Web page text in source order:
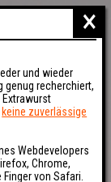
×
und wieder
genug recherchiert,
keine zuverlässige
Webdevelopers
Chrome,
von Safari.